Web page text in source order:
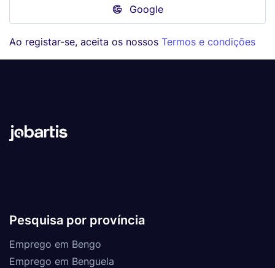
Google
Ao registar-se, aceita os nossos Termos e condições
Pesquisa por província
Emprego em Bengo
Emprego em Benguela